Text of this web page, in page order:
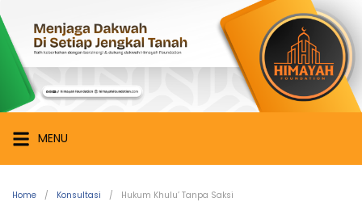
to
content
Himayah
Foundation
Menjaga
Dakwah
di
Setiap
Jengkal
MENU
Home Konsultasi Hukum Khulu’ Tanpa Saksi